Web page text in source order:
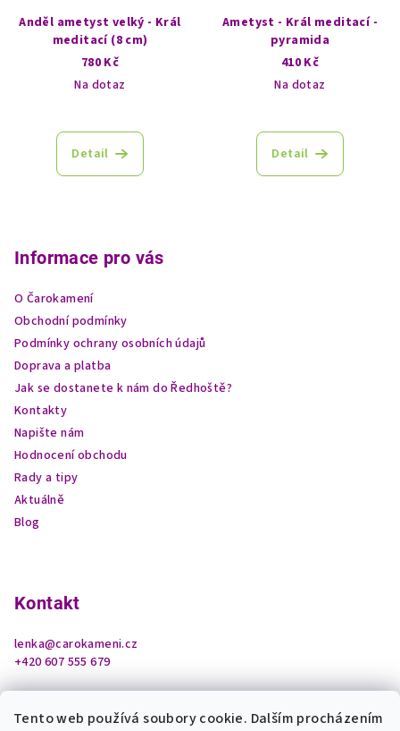
Tento web používá soubory cookie. Dalším procházením
Anděl ametyst velký - Král
meditací (8 cm)
780 Kč
Na dotaz
Detail
Ametyst - Král meditací -
pyramida
410 Kč
Na dotaz
hodnocení
produktu
Detail
Informace pro vás
O Čarokamení
Obchodní podmínky
Podmínky ochrany osobních údajů
Doprava a platba
Jak se dostanete k nám do Ředhoště?
Kontakty
Napište nám
Hodnocení obchodu
Rady a tipy
Aktuálně
Blog
Kontakt
lenka@carokameni.cz
+420 607 555 679